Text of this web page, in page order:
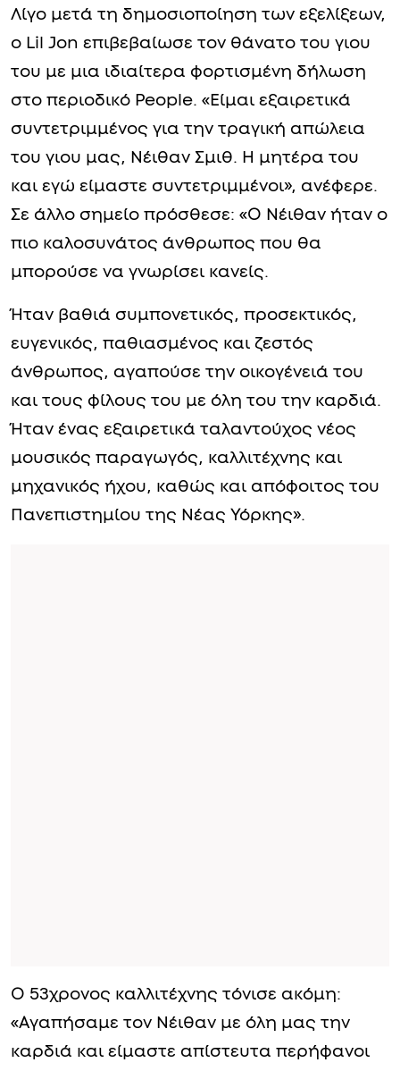
Λίγο μετά τη δημοσιοποίηση των εξελίξεων,
ο Lil Jon επιβεβαίωσε τον θάνατο του γιου
του με μια ιδιαίτερα φορτισμένη δήλωση
στο περιοδικό People. «Είμαι εξαιρετικά
συντετριμμένος για την τραγική απώλεια
του γιου μας, Νέιθαν Σμιθ. Η μητέρα του
και εγώ είμαστε συντετριμμένοι», ανέφερε.
Σε άλλο σημείο πρόσθεσε: «Ο Νέιθαν ήταν ο
πιο καλοσυνάτος άνθρωπος που θα
μπορούσε να γνωρίσει κανείς.
Ήταν βαθιά συμπονετικός, προσεκτικός,
ευγενικός, παθιασμένος και ζεστός
άνθρωπος, αγαπούσε την οικογένειά του
και τους φίλους του με όλη του την καρδιά.
Ήταν ένας εξαιρετικά ταλαντούχος νέος
μουσικός παραγωγός, καλλιτέχνης και
μηχανικός ήχου, καθώς και απόφοιτος του
Πανεπιστημίου της Νέας Υόρκης».
Ο 53χρονος καλλιτέχνης τόνισε ακόμη:
«Αγαπήσαμε τον Νέιθαν με όλη μας την
καρδιά και είμαστε απίστευτα περήφανοι